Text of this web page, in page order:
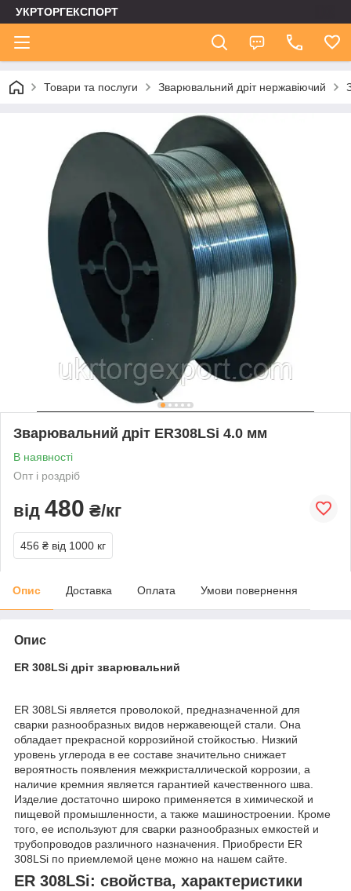
УКРТОРГЕКСПОРТ
Товари та послуги Зварювальний дріт нержавіючий
Зварювальний дріт ER308LSi 4.0 мм
В наявності
Опт і роздріб
від 480 ₴/кг
456 ₴ від 1000 кг
Опис Доставка Оплата Умови повернення
Опис
ER 308LSi дріт зварювальний
ER 308LSi является проволокой, предназначенной для
сварки разнообразных видов нержавеющей стали. Она
обладает прекрасной коррозийной стойкостью. Низкий
уровень углерода в ее составе значительно снижает
вероятность появления межкристаллической коррозии, а
наличие кремния является гарантией качественного шва.
Изделие достаточно широко применяется в химической и
пищевой промышленности, а также машиностроении. Кроме
того, ее используют для сварки разнообразных емкостей и
трубопроводов различного назначения. Приобрести ER
308LSi по приемлемой цене можно на нашем сайте.
ER 308LSi: свойства, характеристики